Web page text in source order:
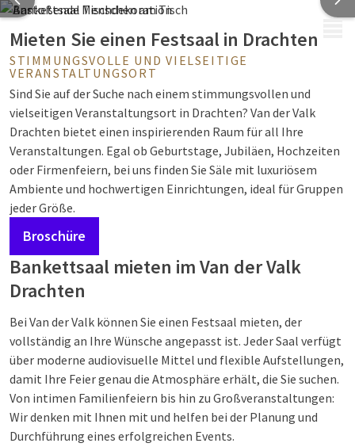
Mieten Sie einen Festsaal in Drachten
STIMMUNGSVOLLE UND VIELSEITIGE
VERANSTALTUNGSORT
Sind Sie auf der Suche nach einem stimmungsvollen und
vielseitigen Veranstaltungsort in Drachten? Van der Valk
Drachten bietet einen inspirierenden Raum für all Ihre
Veranstaltungen. Egal ob Geburtstage, Jubiläen, Hochzeiten
oder Firmenfeiern, bei uns finden Sie Säle mit luxuriösem
Ambiente und hochwertigen Einrichtungen, ideal für Gruppen
jeder Größe.
Broschüre
Bankettsaal mieten im Van der Valk
Drachten
Bei Van der Valk können Sie einen Festsaal mieten, der
vollständig an Ihre Wünsche angepasst ist. Jeder Saal verfügt
über moderne audiovisuelle Mittel und flexible Aufstellungen,
damit Ihre Feier genau die Atmosphäre erhält, die Sie suchen.
Von intimen Familienfeiern bis hin zu Großveranstaltungen:
Wir denken mit Ihnen mit und helfen bei der Planung und
Durchführung eines erfolgreichen Events.